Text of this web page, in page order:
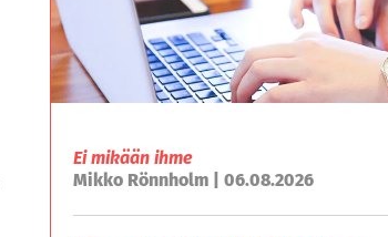
Ei mikään ihme
Mikko Rönnholm | 06.08.2026